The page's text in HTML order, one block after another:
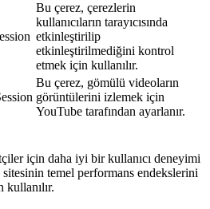
Bu çerez, çerezlerin
kullanıcıların tarayıcısında
etkinleştirilip
etkinleştirilmediğini kontrol
etmek için kullanılır.
Bu çerez, gömülü videoların
görüntülerini izlemek için
YouTube tarafından ayarlanır.
için daha iyi bir kullanıcı deneyimi
sitesinin temel performans endekslerini